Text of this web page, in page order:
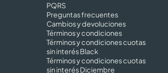
PQRS
Preguntas frecuentes
Cambios y devoluciones
Términos y condiciones
Términos y condiciones cuotas
sin interés Black
Términos y condiciones cuotas
sin interés Diciembre